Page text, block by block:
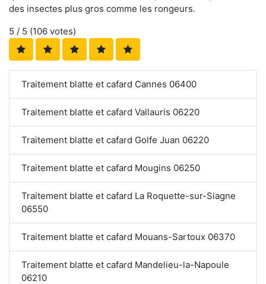
des insectes plus gros comme les rongeurs.
5 / 5 (106 votes)
Traitement blatte et cafard Cannes 06400
Traitement blatte et cafard Vallauris 06220
Traitement blatte et cafard Golfe Juan 06220
Traitement blatte et cafard Mougins 06250
Traitement blatte et cafard La Roquette-sur-Siagne
06550
Traitement blatte et cafard Mouans-Sartoux 06370
Traitement blatte et cafard Mandelieu-la-Napoule
06210